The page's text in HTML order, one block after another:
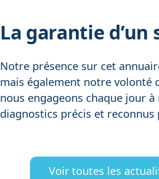
La garantie
Notre présence sur cet
mais également notre volonté
nous engageons chaque jour
diagnostics précis et reconnus
Voir toutes les